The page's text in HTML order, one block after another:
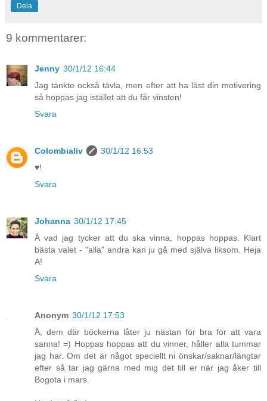
Dela
9 kommentarer:
Jenny 30/1/12 16:44
Jag tänkte också tävla, men efter att ha läst din motivering
så hoppas jag istället att du får vinsten!
Svara
Colombialiv
30/1/12 16:53
♥!
Svara
Johanna 30/1/12 17:45
Å vad jag tycker att du ska vinna, hoppas hoppas. Klart
bästa valet - "alla" andra kan ju gå med själva liksom. Heja
A!
Svara
Anonym 30/1/12 17:53
Å, dem där böckerna låter ju nästan för bra för att vara
sanna! =) Hoppas hoppas att du vinner, håller alla tummar
jag har. Om det är något speciellt ni önskar/saknar/längtar
efter så tar jag gärna med mig det till er när jag åker till
Bogota i mars.